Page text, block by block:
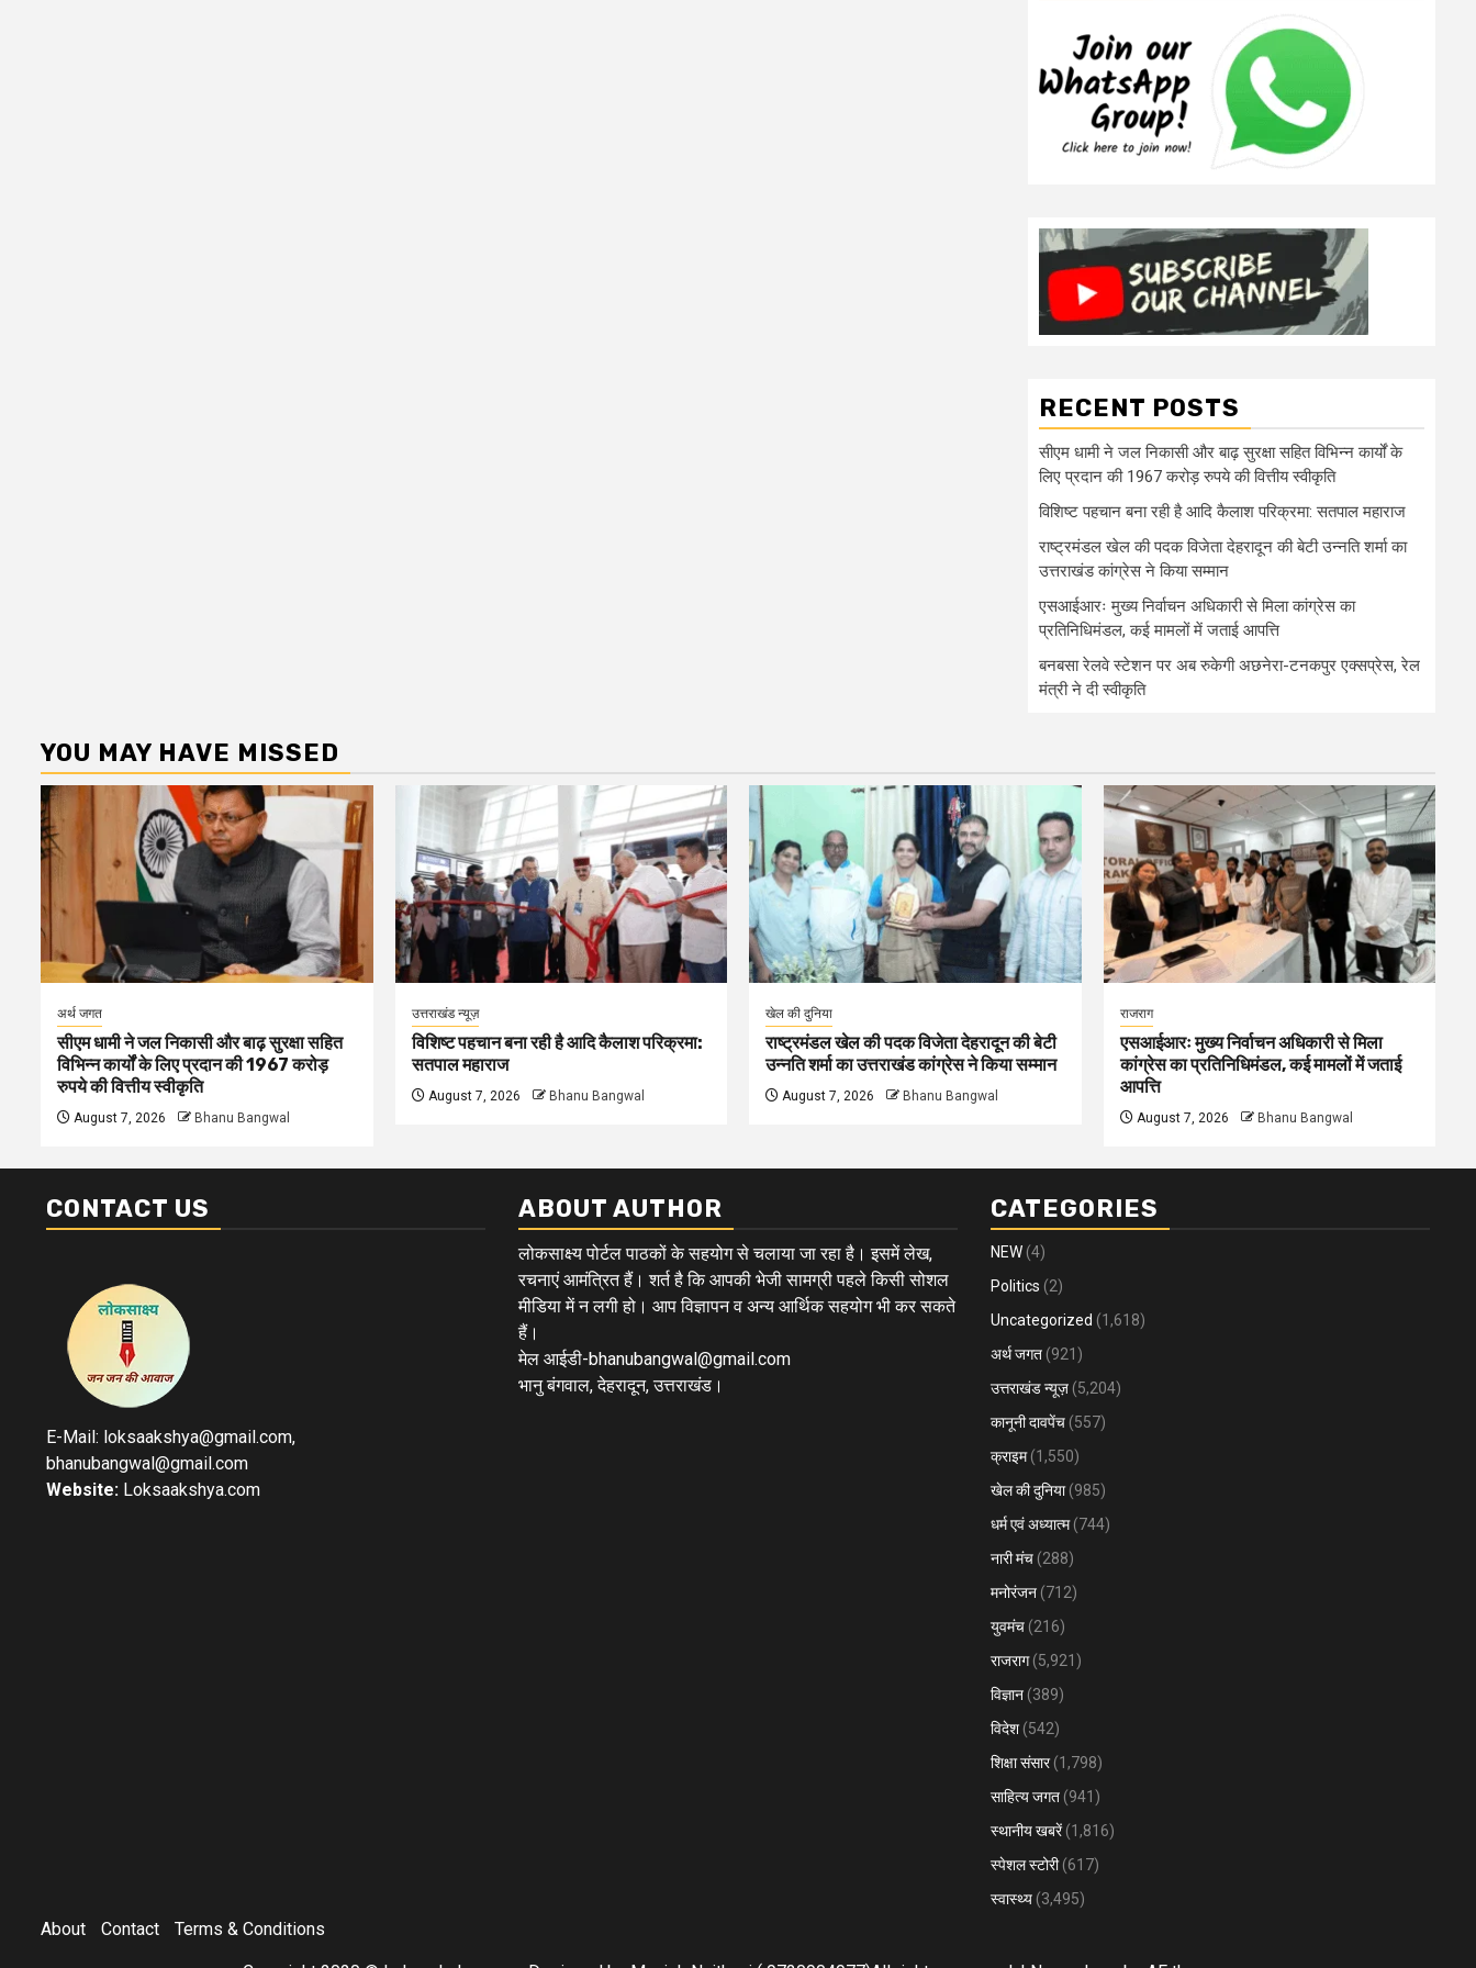
RECENT POSTS
सीएम धामी ने जल निकासी और बाढ़ सुरक्षा सहित विभिन्न कार्यों के
लिए प्रदान की 1967 करोड़ रुपये की वित्तीय स्वीकृति
विशिष्ट पहचान बना रही है आदि कैलाश परिक्रमा: सतपाल महाराज
राष्ट्रमंडल खेल की पदक विजेता देहरादून की बेटी उन्नति शर्मा का
उत्तराखंड कांग्रेस ने किया सम्मान
एसआईआरः मुख्य निर्वाचन अधिकारी से मिला कांग्रेस का
प्रतिनिधिमंडल, कई मामलों में जताई आपत्ति
बनबसा रेलवे स्टेशन पर अब रुकेगी अछनेरा-टनकपुर एक्सप्रेस, रेल
मंत्री ने दी स्वीकृति
YOU MAY HAVE MISSED
अर्थ जगत
सीएम धामी ने जल निकासी और बाढ़ सुरक्षा सहित
विभिन्न कार्यों के लिए प्रदान की 1967 करोड़
रुपये की वित्तीय स्वीकृति
August 7, 2026 Bhanu Bangwal
उत्तराखंड न्यूज़
विशिष्ट पहचान बना रही है आदि कैलाश परिक्रमा:
सतपाल महाराज
August 7, 2026 Bhanu Bangwal
खेल की दुनिया
राष्ट्रमंडल खेल की पदक विजेता देहरादून की बेटी
उन्नति शर्मा का उत्तराखंड कांग्रेस ने किया सम्मान
August 7, 2026 Bhanu Bangwal
राजराग
एसआईआरः मुख्य निर्वाचन अधिकारी से मिला
कांग्रेस का प्रतिनिधिमंडल, कई मामलों में जताई
आपत्ति
August 7, 2026 Bhanu Bangwal
CONTACT US
E-Mail: loksaakshya@gmail.com,
bhanubangwal@gmail.com
Website: Loksaakshya.com
ABOUT AUTHOR
लोकसाक्ष्य पोर्टल पाठकों के सहयोग से चलाया जा रहा है। इसमें लेख,
रचनाएं आमंत्रित हैं। शर्त है कि आपकी भेजी सामग्री पहले किसी सोशल
मीडिया में न लगी हो। आप विज्ञापन व अन्य आर्थिक सहयोग भी कर सकते
हैं।
मेल आईडी-bhanubangwal@gmail.com
भानु बंगवाल, देहरादून, उत्तराखंड।
CATEGORIES
NEW (4)
Politics (2)
Uncategorized (1,618)
अर्थ जगत (921)
उत्तराखंड न्यूज़ (5,204)
कानूनी दावपेंच (557)
क्राइम(1,550)
खेल की दुनिया(985)
धर्म एवं अध्यात्म(744)
नारी मंच (288)
मनोरंजन (712)
युवमंच (216)
राजराग(5,921)
विज्ञान (389)
विदेश (542)
शिक्षा संसार(1,798)
साहित्य जगत (941)
स्थानीय खबरें(1,816)
स्पेशल स्टोरी(617)
स्वास्थ्य (3,495)
About Contact Terms & Conditions